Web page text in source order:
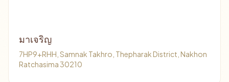
มาเจริญ
7HP9+RHH, Samnak Takhro, Thepharak District, Nakhon
Ratchasima 30210